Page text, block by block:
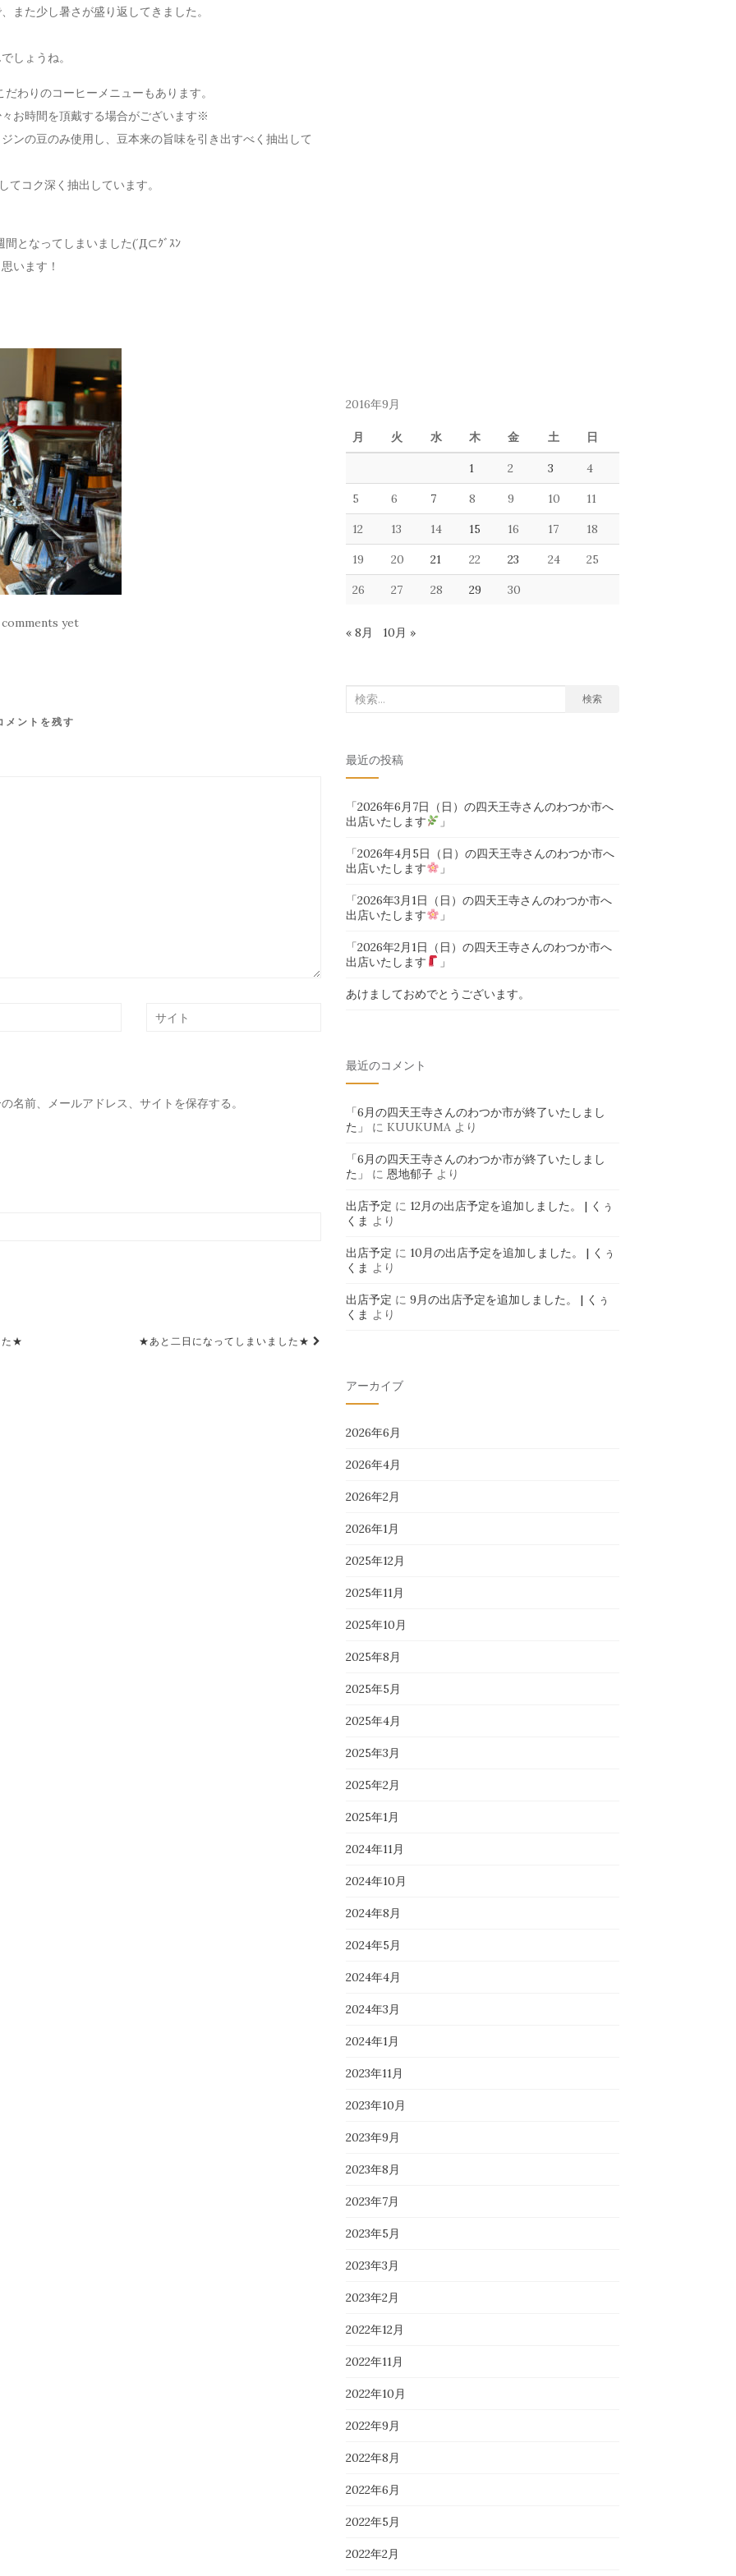
また少し暑さが盛り返してきました。
しょうね。
わりのコーヒーメニューもあります。
お時間を頂戴する場合がございます※
ンの豆のみ使用し、豆本来の旨味を引き出すべく抽出して
コク深く抽出しています。
となってしまいました(´Д⊂ｸﾞｽﾝ
います！
yet
メントを残す
名前、メールアドレス、サイトを保存する。
た★ ★あと二日になってしまいました★
2016年9月
月 火 水 木 金 土 日
1 2 3 4
5 6 7 8 9 10 11
12 13 14 15 16 17 18
19 20 21 22 23 24 25
26 27 28 29 30
« 8月 10月 »
検
象:
検索
最近の投稿
「2026年6月7日（日）の四天王寺さんのわつか市へ
出店いたします
」
「2026年4月5日（日）の四天王寺さんのわつか市へ
出店いたします
」
「2026年3月1日（日）の四天王寺さんのわつか市へ
出店いたします
」
「2026年2月1日（日）の四天王寺さんのわつか市へ
出店いたします
」
あけましておめでとうございます。
最近のコメント
「6月の四天王寺さんのわつか市が終了いたしまし
た」
に KUUKUMAより
「6月の四天王寺さんのわつか市が終了いたしまし
た」
に 恩地郁子より
出店予定 に 12月の出店予定を追加しました。 | くぅ
くま より
出店予定 に 10月の出店予定を追加しました。 | くぅ
くま より
出店予定 に 9月の出店予定を追加しました。 | くぅ
くま より
アーカイブ
2026年6月
2026年4月
2026年2月
2026年1月
2025年12月
2025年11月
2025年10月
2025年8月
2025年5月
2025年4月
2025年3月
2025年2月
2025年1月
2024年11月
2024年10月
2024年8月
2024年5月
2024年4月
2024年3月
2024年1月
2023年11月
2023年10月
2023年9月
2023年8月
2023年7月
2023年5月
2023年3月
2023年2月
2022年12月
2022年11月
2022年10月
2022年9月
2022年8月
2022年6月
2022年5月
2022年2月